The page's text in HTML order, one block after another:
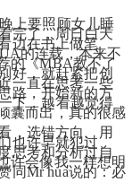
上要照顾女儿睡
完了，周日白天
边在书上做笔
的连载，本来不
的《MBA教不了
好，就赶紧把创
一直在思考一些
路，开始新的方
下，越看越觉得
囊而出，真的很感
，选错方向、用
也许早就犯过、
思考和分析过自
许会像我一样想明
同Mr hua说的：必